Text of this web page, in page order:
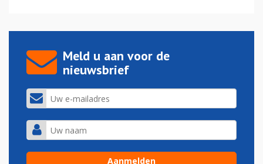
Meld u aan voor de
nieuwsbrief